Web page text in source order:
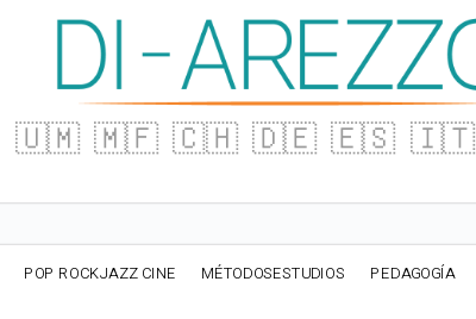
🇺🇲 🇲🇫 🇨🇭 🇩🇪 🇪🇸 🇮🇹
POP ROCKJAZZ CINE MÉTODOSESTUDIOS PEDAGOGÍA